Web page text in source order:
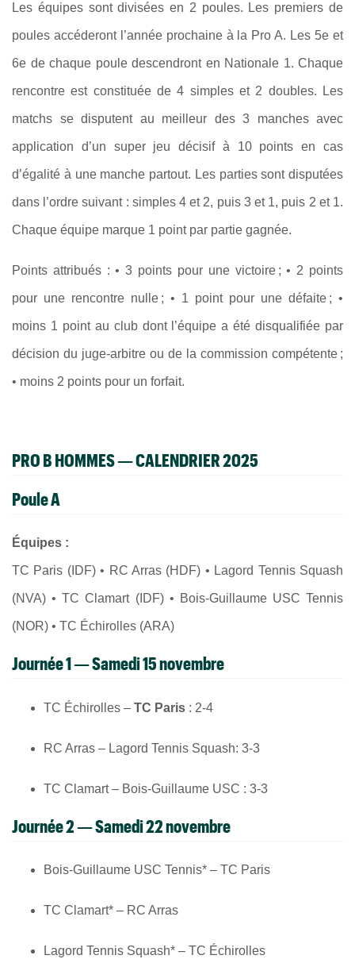
Les équipes sont divisées en 2 poules. Les premiers de
poules accéderont l’année prochaine à la Pro A. Les 5e et
6e de chaque poule descendront en Nationale 1. Chaque
rencontre est constituée de 4 simples et 2 doubles. Les
matchs se disputent au meilleur des 3 manches avec
application d’un super jeu décisif à 10 points en cas
d’égalité à une manche partout. Les parties sont disputées
dans l’ordre suivant : simples 4 et 2, puis 3 et 1, puis 2 et 1.
Chaque équipe marque 1 point par partie gagnée.
Points attribués : • 3 points pour une victoire ; • 2 points
pour une rencontre nulle ; • 1 point pour une défaite ; •
moins 1 point au club dont l’équipe a été disqualifiée par
décision du juge-arbitre ou de la commission compétente ;
• moins 2 points pour un forfait.
PRO B HOMMES — CALENDRIER 2025
Poule A
Équipes :
TC Paris (IDF) • RC Arras (HDF) • Lagord Tennis Squash
(NVA) • TC Clamart (IDF) • Bois-Guillaume USC Tennis
(NOR) • TC Échirolles (ARA)
Journée 1 — Samedi 15 novembre
TC Échirolles – TC Paris : 2-4
RC Arras – Lagord Tennis Squash: 3-3
TC Clamart – Bois-Guillaume USC : 3-3
Journée 2 — Samedi 22 novembre
Bois-Guillaume USC Tennis* – TC Paris
TC Clamart* – RC Arras
Lagord Tennis Squash* – TC Échirolles